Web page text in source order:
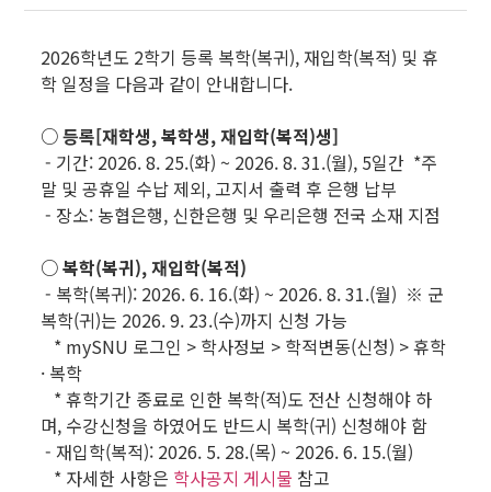
2026학년도 2학기 등록 복학(복귀), 재입학(복적) 및 휴
학 일정을 다음과 같이 안내합니다.
○ 등록[재학생, 복학생, 재입학(복적)생]
- 기간: 2026. 8. 25.(화) ~ 2026. 8. 31.(월), 5일간 *주
말 및 공휴일 수납 제외, 고지서 출력 후 은행 납부
- 장소: 농협은행, 신한은행 및 우리은행 전국 소재 지점
○ 복학(복귀), 재입학(복적)
- 복학(복귀): 2026. 6. 16.(화) ~ 2026. 8. 31.(월) ※ 군
복학(귀)는 2026. 9. 23.(수)까지 신청 가능
* mySNU 로그인 > 학사정보 > 학적변동(신청) > 휴학
· 복학
* 휴학기간 종료로 인한 복학(적)도 전산 신청해야 하
며, 수강신청을 하였어도 반드시 복학(귀) 신청해야 함
- 재입학(복적): 2026. 5. 28.(목) ~ 2026. 6. 15.(월)
* 자세한 사항은 학사공지 게시물 참고